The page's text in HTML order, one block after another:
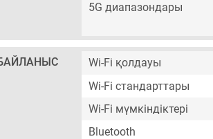
5G диапазондары
Wi-Fi қолдауы
Wi-Fi стандарттары
Wi-Fi мүмкіндіктері
Bluetooth